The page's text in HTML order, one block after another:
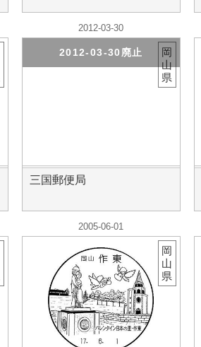
2012-03-30
三国郵便局
2012-03-30廃止
岡
山
県
2005-06-01
岡
山
県